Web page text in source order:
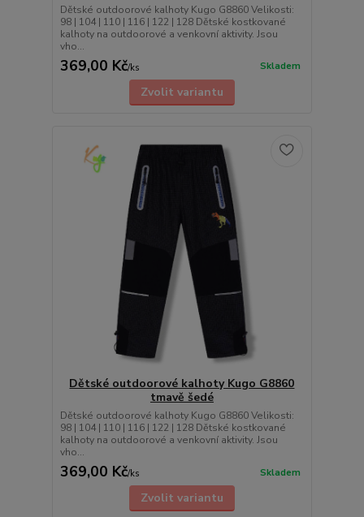
Dětské outdoorové kalhoty Kugo G8860 Velikosti:
98 | 104 | 110 | 116 | 122 | 128 Dětské kostkované
kalhoty na outdoorové a venkovní aktivity. Jsou
vho...
369,00 Kč/ks Skladem
Zvolit variantu
Dětské outdoorové kalhoty Kugo G8860
tmavě šedé
Dětské outdoorové kalhoty Kugo G8860 Velikosti:
98 | 104 | 110 | 116 | 122 | 128 Dětské kostkované
kalhoty na outdoorové a venkovní aktivity. Jsou
vho...
369,00 Kč/ks Skladem
Zvolit variantu